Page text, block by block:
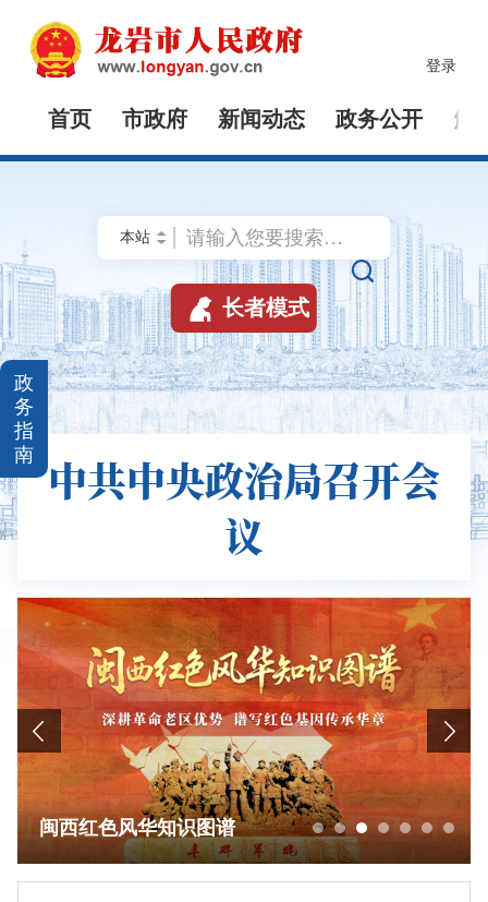
政
务
指
南
登录
首页 市政府 新闻动态 政务公开 解

 长者模式
中共中央政治局召开会
议
学习贯彻党的二十届四中全会精神